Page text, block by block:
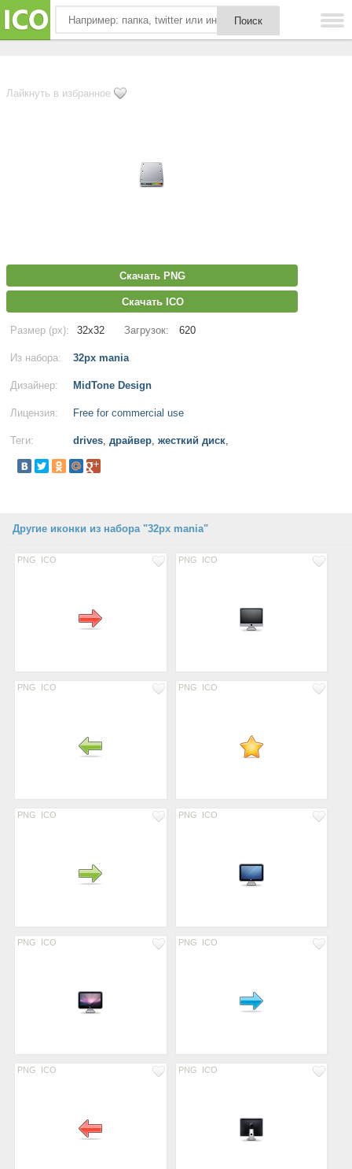
Лайкнуть в избранное
Скачать PNG
Скачать ICO
Размер (px): 32x32 Загрузок: 620
Из набора: 32px mania
Дизайнер: MidTone Design
Лицензия: Free for commercial use
Теги: drives, драйвер, жесткий диск,
Другие иконки из набора "32px mania"
PNG ICO PNG ICO
PNG ICO PNG ICO
PNG ICO PNG ICO
PNG ICO PNG ICO
PNG ICO PNG ICO